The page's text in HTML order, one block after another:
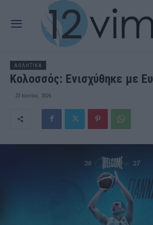
ΑΘΛΗΤΙΚΑ
Κολοσσός: Ενισχύθηκε με
23 Ιουνίου, 2026